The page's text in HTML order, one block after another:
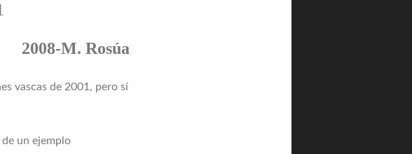
2008-M. Rosúa
vascas de 2001, pero sí
un ejemplo